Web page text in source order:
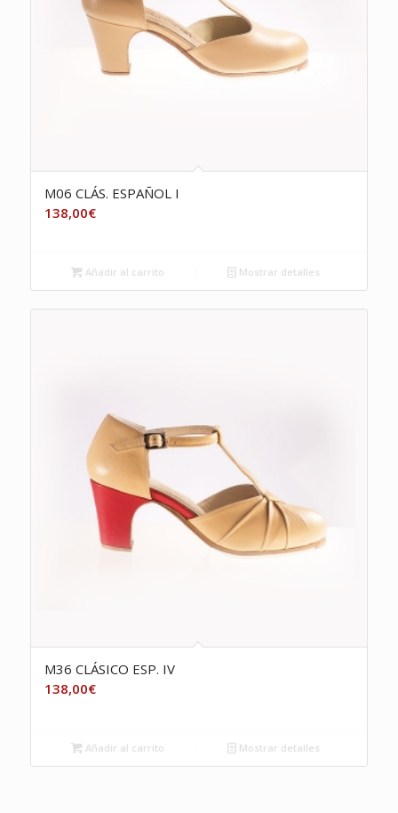
M06 CLÁS. ESPAÑOL I
138,00€
Añadir al carrito Mostrar detalles
M36 CLÁSICO ESP. IV
138,00€
Añadir al carrito Mostrar detalles